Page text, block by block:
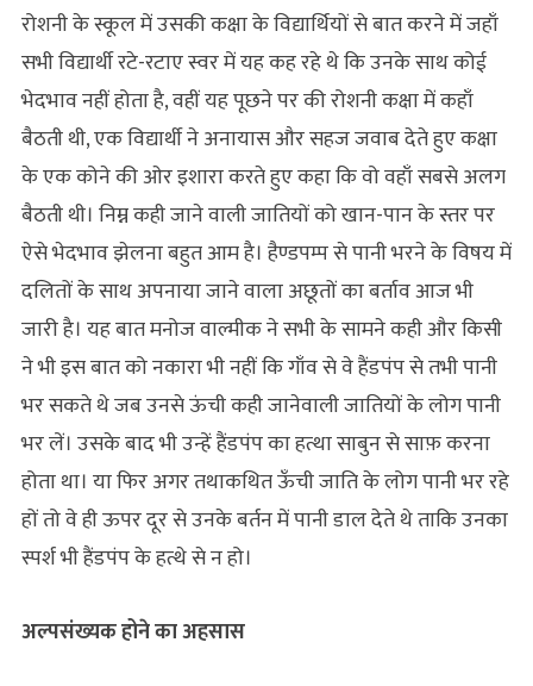
रोशनी के स्कूल में उसकी कक्षा के विद्यार्थियों से बात करने में जहाँ
सभी विद्यार्थी रटे-रटाए स्वर में यह कह रहे थे कि उनके साथ कोई
भेदभाव नहीं होता है, वहीं यह पूछने पर की रोशनी कक्षा में कहाँ
बैठती थी, एक विद्यार्थी ने अनायास और सहज जवाब देते हुए कक्षा
के एक कोने की ओर इशारा करते हुए कहा कि वो वहाँ सबसे अलग
बैठती थी। निम्न कही जाने वाली जातियों को खान-पान के स्तर पर
ऐसे भेदभाव झेलना बहुत आम है। हैण्डपम्प से पानी भरने के विषय में
दलितों के साथ अपनाया जाने वाला अछूतों का बर्ताव आज भी
जारी है। यह बात मनोज वाल्मीक ने सभी के सामने कही और किसी
ने भी इस बात को नकारा भी नहीं कि गाँव से वे हैंडपंप से तभी पानी
भर सकते थे जब उनसे ऊंची कही जानेवाली जातियों के लोग पानी
भर लें। उसके बाद भी उन्हें हैंडपंप का हत्था साबुन से साफ़ करना
होता था। या फिर अगर तथाकथित ऊँची जाति के लोग पानी भर रहे
हों तो वे ही ऊपर दूर से उनके बर्तन में पानी डाल देते थे ताकि उनका
स्पर्श भी हैंडपंप के हत्थे से न हो।
अल्पसंख्यक होने का अहसास